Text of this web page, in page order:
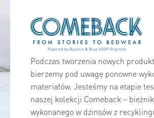
Podczas tworzenia nowych
bierzemy pod uwagę ponowne
materiałów. Jesteśmy na etapie
naszej kolekcji Comeback –
wykonanego w dżinsów z